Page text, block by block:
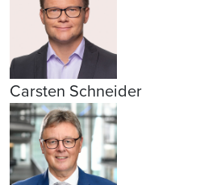
Carsten Schneider